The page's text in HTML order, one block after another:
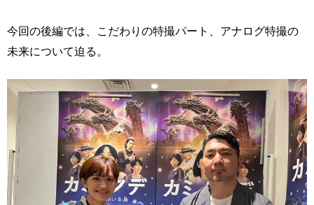
今回の後編では、こだわりの特撮パート、アナログ特撮の
未来について迫る。